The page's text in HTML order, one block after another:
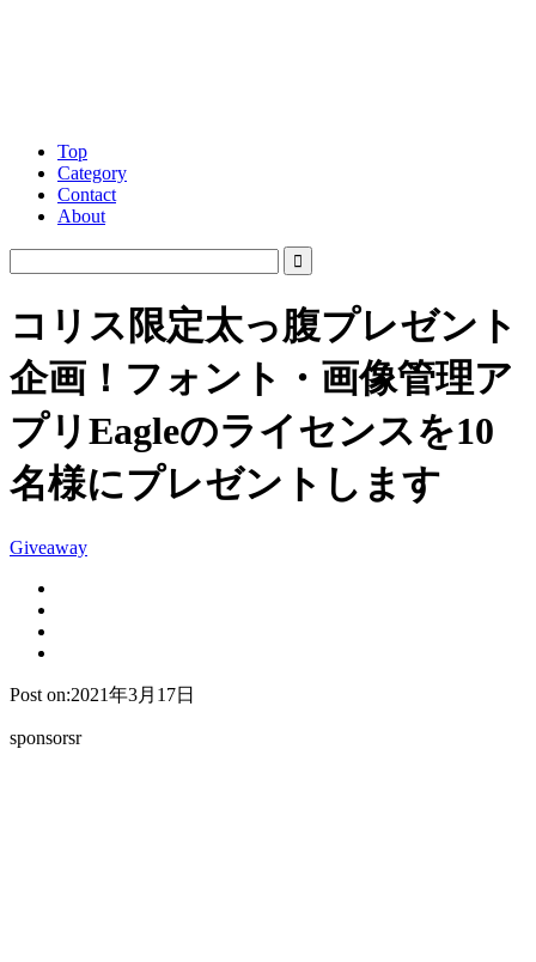
Top
Category
Contact
About
コリス限定太っ腹プレゼント
企画！フォント・画像管理ア
プリEagleのライセンスを10
名様にプレゼントします
Giveaway
Post on:2021年3月17日
sponsorsr